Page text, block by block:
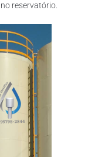
reservatório.